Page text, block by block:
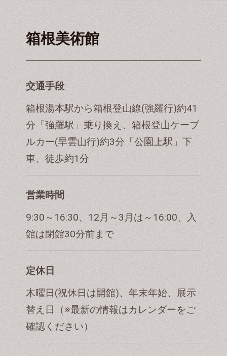
箱根美術館
交通手段
箱根湯本駅から箱根登山線(強羅行)約41
分「強羅駅」乗り換え、箱根登山ケーブ
ルカー(早雲山行)約3分「公園上駅」下
車、徒歩約1分
営業時間
9:30～16:30、12月～3月は～16:00、入
館は閉館30分前まで
定休日
木曜日(祝休日は開館)、年末年始、展示
替え日（※最新の情報はカレンダーをご
確認ください）